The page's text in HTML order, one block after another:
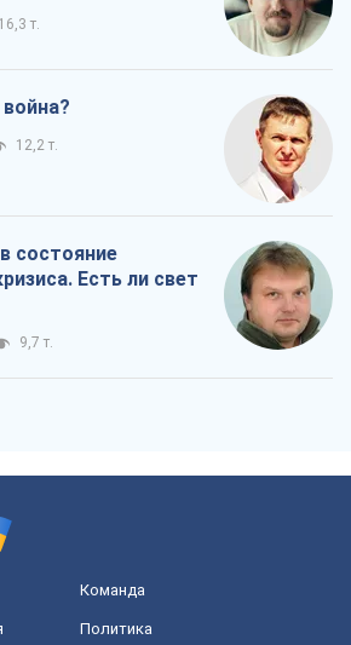
16,3 т.
12,2 т.
состояние
Есть ли свет
9,7 т.
Команда
Политика